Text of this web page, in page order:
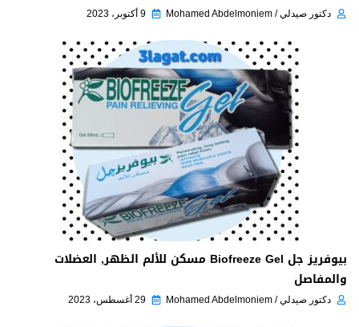
دكتور صيدلي / Mohamed Abdelmoniem 9 أكتوبر، 2023
بيوفريز جل Biofreeze Gel مسكن للألم الظهر, العضلات
والمفاصل
دكتور صيدلي / Mohamed Abdelmoniem 29 أغسطس، 2023